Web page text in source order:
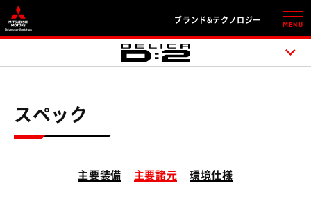
ブランド&テクノロジー
MENU
スペック
主要装備 主要諸元 環境仕様